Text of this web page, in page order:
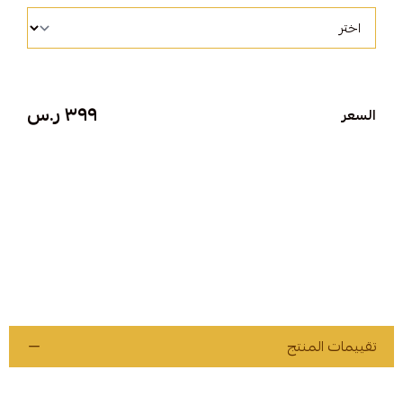
السعر ٣٩٩ ر.س
تقييمات المنتج